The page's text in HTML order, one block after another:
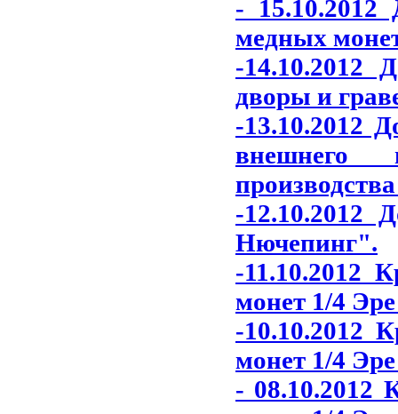
- 15.10.2012
медных
-14.10.2012
дворы и
-13.10.2012
внешнего
-12.10.2012
Нючепинг".
-11.10.2012
монет 1/4 Эре
-10.10.2012
монет 1/4 Эре
- 08.10.2012